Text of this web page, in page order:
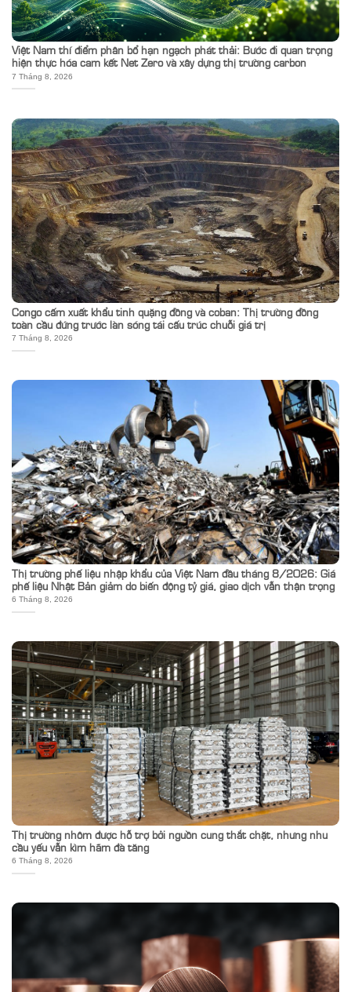
Việt Nam thí điểm phân bổ hạn ngạch phát thải: Bước đi quan trọng
hiện thực hóa cam kết Net Zero và xây dựng thị trường carbon
7 Tháng 8, 2026
Congo cấm xuất khẩu tinh quặng đồng và coban: Thị trường đồng
toàn cầu đứng trước làn sóng tái cấu trúc chuỗi giá trị
7 Tháng 8, 2026
Thị trường phế liệu nhập khẩu của Việt Nam đầu tháng 8/2026: Giá
phế liệu Nhật Bản giảm do biến động tỷ giá, giao dịch vẫn thận trọng
6 Tháng 8, 2026
Thị trường nhôm được hỗ trợ bởi nguồn cung thắt chặt, nhưng nhu
cầu yếu vẫn kìm hãm đà tăng
6 Tháng 8, 2026